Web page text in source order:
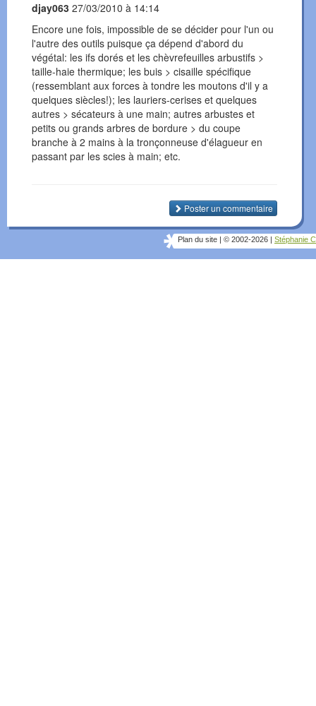
djay063 27/03/2010 à 14:14
Encore une fois, impossible de se décider pour l'un ou
l'autre des outils puisque ça dépend d'abord du
végétal: les ifs dorés et les chèvrefeuilles arbustifs >
taille-haie thermique; les buis > cisaille spécifique
(ressemblant aux forces à tondre les moutons d'il y a
quelques siècles!); les lauriers-cerises et quelques
autres > sécateurs à une main; autres arbustes et
petits ou grands arbres de bordure > du coupe
branche à 2 mains à la tronçonneuse d'élagueur en
passant par les scies à main; etc.
Poster un commentaire
Plan du site © 2002-2026 Stéphanie C